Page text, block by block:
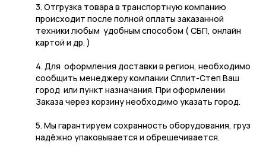
3. Отгрузка товара в транспортную компанию
происходит после полной оплаты заказанной
техники любым удобным способом ( СБП, онлайн
картой и др. )
4. Для оформления доставки в регион, необходимо
сообщить менеджеру компании Сплит-Степ Ваш
город или пункт назначания. При оформлении
Заказа через корзину необходимо указать город.
5. Мы гарантируем сохранность оборудования, груз
надёжно упаковывается и обрешечивается.